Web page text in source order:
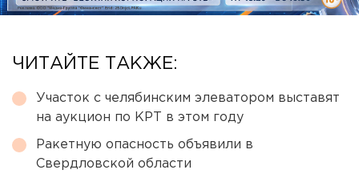
ЧИТАЙТЕ ТАКЖЕ:
Участок с челябинским элеватором выставят
на аукцион по КРТ в этом году
Ракетную опасность объявили в
Свердловской области